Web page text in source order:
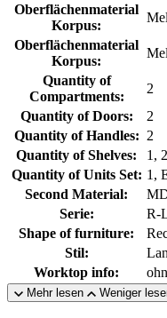
Oberflächenmaterial
Korpus:
Oberflächenmaterial
Korpus:
Quantity of
Compartments:
2
Quantity of Doors:
2
Quantity of Handles: 2
Quantity of Shelves:
1, 2
Quantity of Units Set: 1,
Second Material:
Serie:
R-
Shape of furniture:
Stil:
Worktop info:
Mehr lesen Weniger